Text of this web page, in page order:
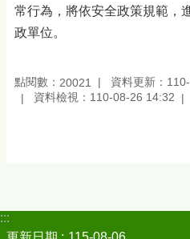
常行為，將依安全政策規範，
政單位。
點閱數： 20021
資料更新：
資料檢視：110-08-26 14:32
:::